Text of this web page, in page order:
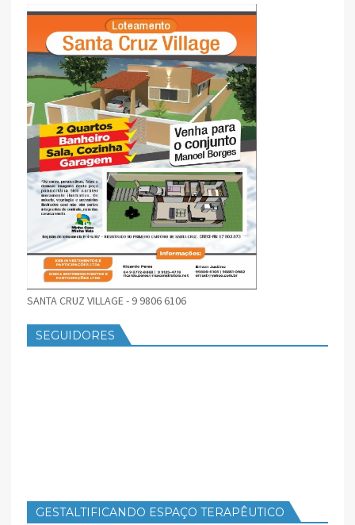
SANTA CRUZ VILLAGE - 9 9806 6106
SEGUIDORES
GESTALTIFICANDO ESPAÇO TERAPÊUTICO